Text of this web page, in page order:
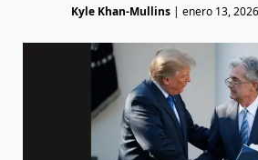
Kyle Khan-Mullins | enero 13,